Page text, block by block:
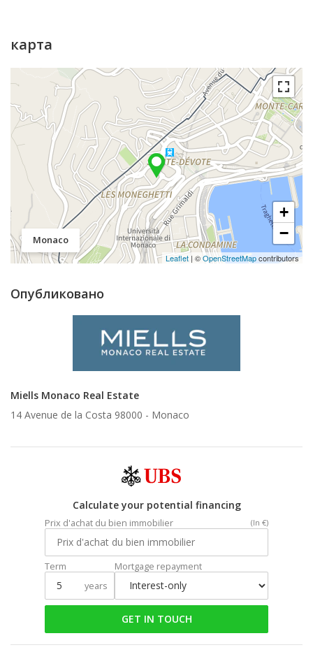
карта
Monaco
+
−
Leaflet | ©OpenStreetMapcontributors
Опубликовано
Miells Monaco Real Estate
14 Avenue de la Costa 98000 - Monaco
Calculate your potential financing
Prix d'achat du bien immobilier (In €)
Term
years
Mortgage repayment
GET IN TOUCH